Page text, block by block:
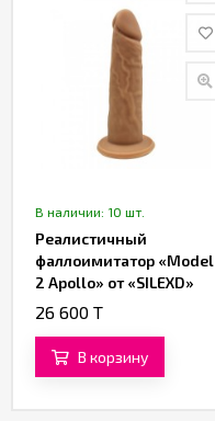
В наличии: 10 шт.
Реалистичный
фаллоимитатор «Model
2 Apollo» от «SILEXD»
(17,7 см)
26 600 T
В корзину